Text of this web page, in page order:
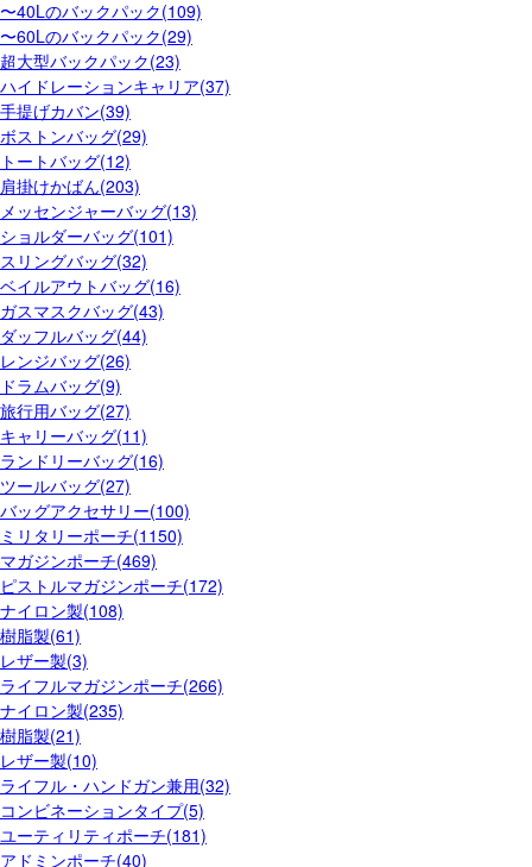
〜40Lのバックパック(109)
〜60Lのバックパック(29)
超大型バックパック(23)
ハイドレーションキャリア(37)
手提げカバン(39)
ボストンバッグ(29)
トートバッグ(12)
肩掛けかばん(203)
メッセンジャーバッグ(13)
ショルダーバッグ(101)
スリングバッグ(32)
ベイルアウトバッグ(16)
ガスマスクバッグ(43)
ダッフルバッグ(44)
レンジバッグ(26)
ドラムバッグ(9)
旅行用バッグ(27)
キャリーバッグ(11)
ランドリーバッグ(16)
ツールバッグ(27)
バッグアクセサリー(100)
ミリタリーポーチ(1150)
マガジンポーチ(469)
ピストルマガジンポーチ(172)
ナイロン製(108)
樹脂製(61)
レザー製(3)
ライフルマガジンポーチ(266)
ナイロン製(235)
樹脂製(21)
レザー製(10)
ライフル・ハンドガン兼用(32)
コンビネーションタイプ(5)
ユーティリティポーチ(181)
アドミンポーチ(40)